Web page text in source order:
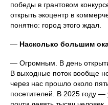
победы в грантовом
открыть экоцентр в
понятно: город этого ждал.
— Насколько большим
— Огромным. В день
В выходные поток вообще
через нас прошло около
посетителей. В 2025 году —